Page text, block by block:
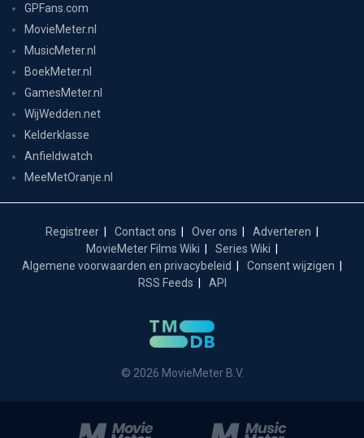
GPFans.com
MovieMeter.nl
MusicMeter.nl
BoekMeter.nl
GamesMeter.nl
WijWedden.net
Kelderklasse
Anfieldwatch
MeeMetOranje.nl
Registreer Contact ons Over ons
Adverteren
MovieMeter Films Wiki
Series Wiki
Algemene voorwaarden en privacybeleid
Consent wijzigen
RSS Feeds
API
© 2026 MovieMeter B.V.